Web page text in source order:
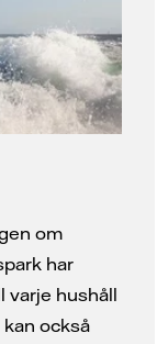
om
har
varje hushåll
också